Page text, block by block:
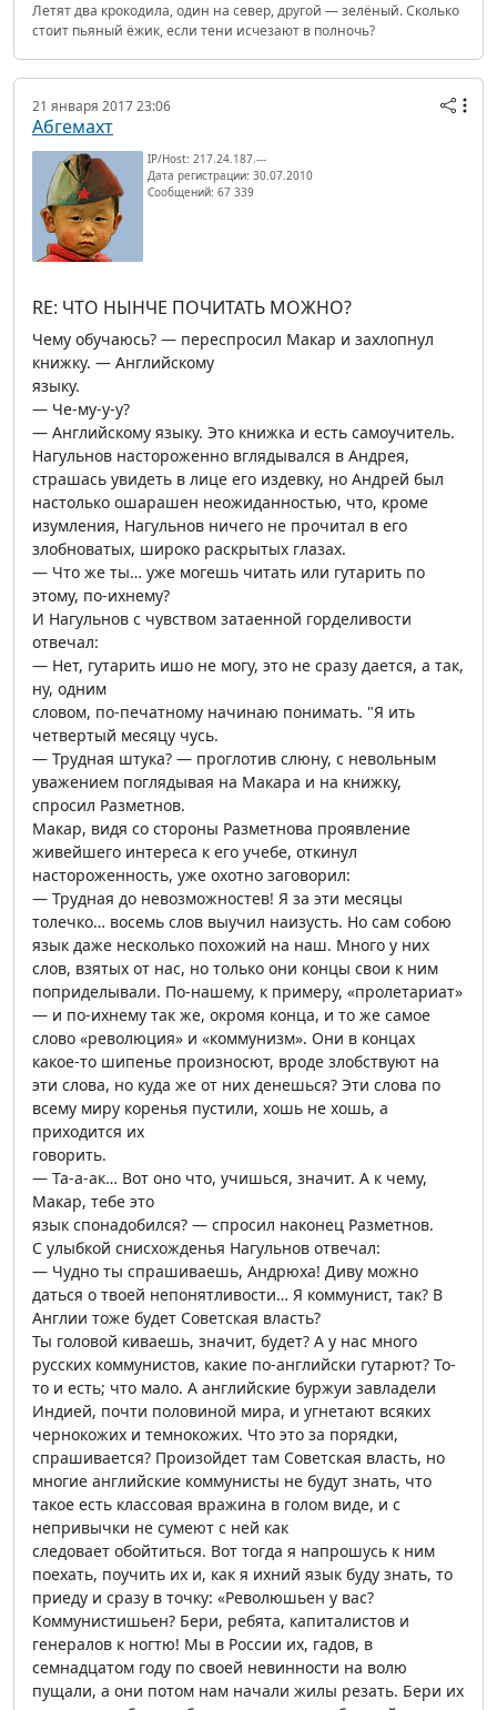
Летят два крокодила, один на север, другой — зелёный. Сколько
стоит пьяный ёжик, если тени исчезают в полночь?
21 января 2017 23:06
Абгемахт
IP/Host: 217.24.187.---
Дата регистрации: 30.07.2010
Сообщений: 67 339
RE: ЧТО НЫНЧЕ ПОЧИТАТЬ МОЖНО?
Чему обучаюсь? — переспросил Макар и захлопнул
книжку. — Английскому
языку.
— Че-му-у-у?
— Английскому языку. Это книжка и есть самоучитель.
Нагульнов настороженно вглядывался в Андрея,
страшась увидеть в лице его издевку, но Андрей был
настолько ошарашен неожиданностью, что, кроме
изумления, Нагульнов ничего не прочитал в его
злобноватых, широко раскрытых глазах.
— Что же ты… уже могешь читать или гутарить по
этому, по-ихнему?
И Нагульнов с чувством затаенной горделивости
отвечал:
— Нет, гутарить ишо не могу, это не сразу дается, а так,
ну, одним
словом, по-печатному начинаю понимать. "Я ить
четвертый месяцу чусь.
— Трудная штука? — проглотив слюну, с невольным
уважением поглядывая на Макара и на книжку,
спросил Разметнов.
Макар, видя со стороны Разметнова проявление
живейшего интереса к его учебе, откинул
настороженность, уже охотно заговорил:
— Трудная до невозможностев! Я за эти месяцы
толечко… восемь слов выучил наизусть. Но сам собою
язык даже несколько похожий на наш. Много у них
слов, взятых от нас, но только они концы свои к ним
поприделывали. По-нашему, к примеру, «пролетариат»
— и по-ихнему так же, окромя конца, и то же самое
слово «революция» и «коммунизм». Они в концах
какое-то шипенье произносют, вроде злобствуют на
эти слова, но куда же от них денешься? Эти слова по
всему миру коренья пустили, хошь не хошь, а
приходится их
говорить.
— Та-а-ак… Вот оно что, учишься, значит. А к чему,
Макар, тебе это
язык спонадобился? — спросил наконец Разметнов.
С улыбкой снисхожденья Нагульнов отвечал:
— Чудно ты спрашиваешь, Андрюха! Диву можно
даться о твоей непонятливости… Я коммунист, так? В
Англии тоже будет Советская власть?
Ты головой киваешь, значит, будет? А у нас много
русских коммунистов, какие по-английски гутарют? То-
то и есть; что мало. А английские буржуи завладели
Индией, почти половиной мира, и угнетают всяких
чернокожих и темнокожих. Что это за порядки,
спрашивается? Произойдет там Советская власть, но
многие английские коммунисты не будут знать, что
такое есть классовая вражина в голом виде, и с
непривычки не сумеют с ней как
следовает обойтиться. Вот тогда я напрошусь к ним
поехать, поучить их и, как я ихний язык буду знать, то
приеду и сразу в точку: «Революшьен у вас?
Коммунистишьен? Бери, ребята, капиталистов и
генералов к ногтю! Мы в России их, гадов, в
семнадцатом году по своей невинности на волю
пущали, а они потом нам начали жилы резать. Бери их